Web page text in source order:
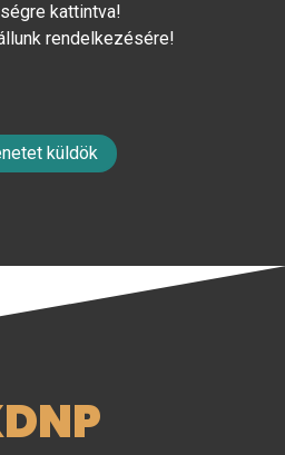
kattintva!
rendelkezésére!
küldök